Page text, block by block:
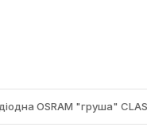
OSRAM "груша"